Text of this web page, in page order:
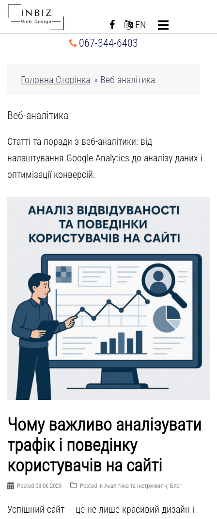
Перейти
EN
067-344-6403
- Головна Сторінка » Веб-аналітика
Веб-аналітика
Статті та поради з веб-аналітики: від
налаштування Google Analytics до аналізу даних і
оптимізації конверсій.
Чому важливо аналізувати
трафік і поведінку
користувачів на сайті
Posted 03.06.2025 Posted in Аналітика та інструменти Блог
Успішний сайт — це не лише красивий дизайн і